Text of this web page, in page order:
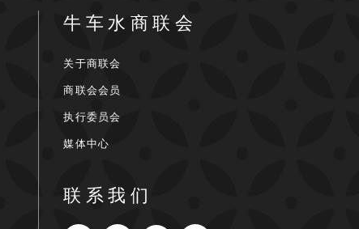
牛车水商联会
关于商联会
商联会会员
执行委员会
媒体中心
联系我们